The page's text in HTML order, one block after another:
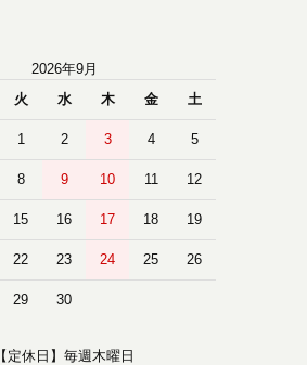
2026年9月
火 水 木 金 土
1 2 3 4 5
8 9 10 11 12
15 16 17 18 19
22 23 24 25 26
29 30
【定休日】毎週木曜日